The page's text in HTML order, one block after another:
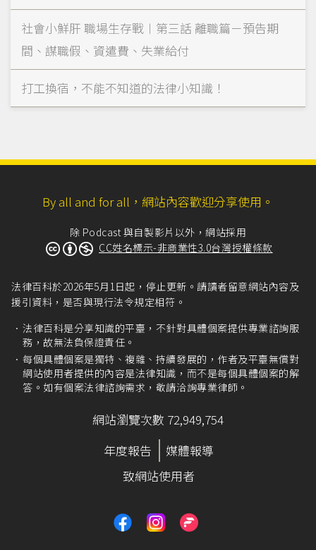
社會小鮮肝 職場生存戰︱第三話 離職篇－預告期
間、謀職假、資遣費、失業給付
打工換宿，不能不知道的法律小知識！
By all and for all，網站內容歡迎分享使用。
除 Podcast 與自製影片以外，網站採用
CC姓名標示-非商業性3.0台灣授權條款
法律百科於2026年5月1日起，停止更新。請讀者留意網站內容及
援引資料，是否與現行法令規定相符。
法律百科是分享知識的平臺，不針對具體個案提供專業諮詢服
務，故無法負保證責任。
每個具體個案是獨特、複雜、持續發展的，作者及平臺無償對
網站使用者提供的內容是法律知識，而不是每個具體個案的解
答。如有個案法律諮詢需求，敬請洽詢專業律師。
網站瀏覽次數 72,949,754
年度報告
媒體報導
致網站使用者